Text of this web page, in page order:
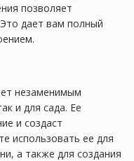
позволяет
дает вам полный
незаменимым
и для сада. Ее
и создаст
использовать ее для
а также для создания